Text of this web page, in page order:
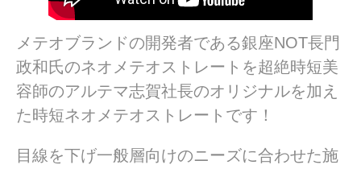
メテオブランドの開発者である銀座NOT長門
政和氏のネオメテオストレートを超絶時短美
容師のアルテマ志賀社長のオリジナルを加え
た時短ネオメテオストレートです！
目線を下げ一般層向けのニーズに合わせた施